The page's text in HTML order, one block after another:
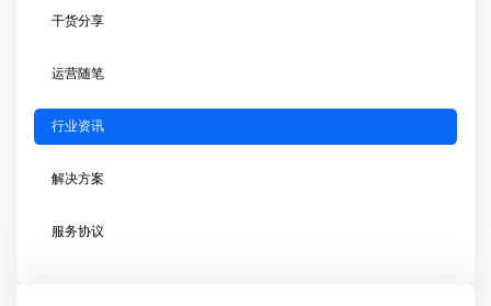
干货分享
运营随笔
行业资讯
解决方案
服务协议